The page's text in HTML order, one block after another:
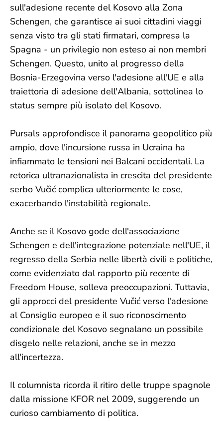
sull'adesione recente del Kosovo alla Zona
Schengen, che garantisce ai suoi cittadini viaggi
senza visto tra gli stati firmatari, compresa la
Spagna - un privilegio non esteso ai non membri
Schengen. Questo, unito al progresso della
Bosnia-Erzegovina verso l'adesione all'UE e alla
traiettoria di adesione dell'Albania, sottolinea lo
status sempre più isolato del Kosovo.
Pursals approfondisce il panorama geopolitico più
ampio, dove l'incursione russa in Ucraina ha
infiammato le tensioni nei Balcani occidentali. La
retorica ultranazionalista in crescita del presidente
serbo Vučić complica ulteriormente le cose,
exacerbando l'instabilità regionale.
Anche se il Kosovo gode dell'associazione
Schengen e dell'integrazione potenziale nell'UE, il
regresso della Serbia nelle libertà civili e politiche,
come evidenziato dal rapporto più recente di
Freedom House, solleva preoccupazioni. Tuttavia,
gli approcci del presidente Vučić verso l'adesione
al Consiglio europeo e il suo riconoscimento
condizionale del Kosovo segnalano un possibile
disgelo nelle relazioni, anche se in mezzo
all'incertezza.
Il columnista ricorda il ritiro delle truppe spagnole
dalla missione KFOR nel 2009, suggerendo un
curioso cambiamento di politica.